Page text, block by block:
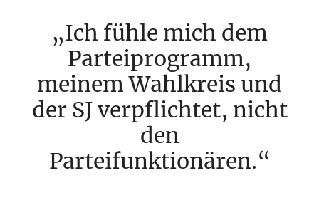
Ich fühle mich dem
Parteiprogramm,
meinem Wahlkreis und
der SJ verpflichtet, nicht
den
Parteifunktionären.